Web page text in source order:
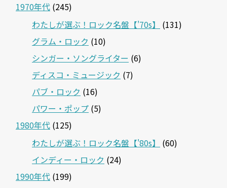
1970年代 (245)
わたしが選ぶ！ロック名盤【'70s】
(131)
グラム・ロック (10)
シンガー・ソングライター (6)
ディスコ・ミュージック (7)
パブ・ロック (16)
パワー・ポップ (5)
1980年代 (125)
わたしが選ぶ！ロック名盤【'80s】
(60)
インディー・ロック (24)
1990年代 (199)